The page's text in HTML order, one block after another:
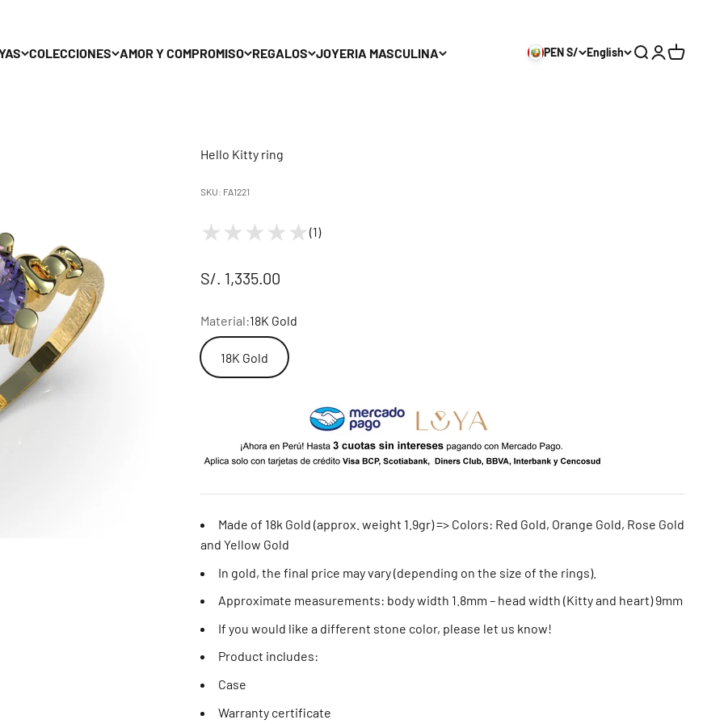
COLECCIONES AMOR Y COMPROMISO REGALOS JOYERIA MASCULINA PEN S/ English Search
Login
Cart
Hello Kitty ring
SKU: FA1221
(1)
Sale price
S/. 1,335.00
Material:18K Gold
18K Gold
Made of 18k Gold (approx. weight 1.9gr) => Colors: Red Gold, Orange Gold, Rose Gold
and Yellow Gold
In gold, the final price may vary (depending on the size of the rings).
Approximate measurements: body width 1.8mm – head width (Kitty and heart) 9mm
If you would like a different stone color, please let us know!
Product includes:
Case
Warranty certificate